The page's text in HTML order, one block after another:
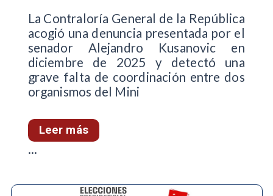
La Contraloría General de la República
acogió una denuncia presentada por el
senador Alejandro Kusanovic en
diciembre de 2025 y detectó una
grave falta de coordinación entre dos
organismos del Mini
Leer más
...